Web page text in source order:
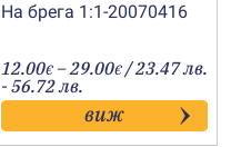
На брега 1:1-20070416
12.00€ –29.00€Price
range:
12.00€
through
29.00€
/ 23.47 лв.
- 56.72 лв.
виж